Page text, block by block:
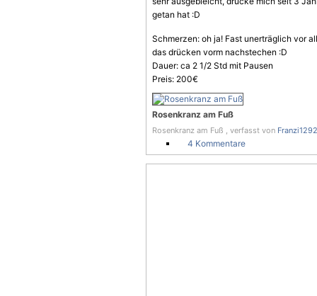
getan hat :D
Schmerzen: oh ja! Fast unerträglich vor
das drücken vorm nachstechen :D
Dauer: ca 2 1/2 Std mit Pausen
Preis: 200€
Rosenkranz am Fuß
Rosenkranz am Fuß , verfasst von Franzi1292
4 Kommentare